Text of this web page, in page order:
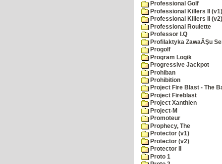
Professional Golf
Professional Killers II (v1)
Professional Killers II (v2)
Professional Roulette
Professor I.Q
Profilaktyka ZawaĂŞu
Progolf
Program Logik
Progressive Jackpot
Prohiban
Prohibition
Project Fire Blast - The
Project Fireblast
Project Xanthien
Project-M
Promoteur
Prophecy, The
Protector (v1)
Protector (v2)
Protector II
Proto 1